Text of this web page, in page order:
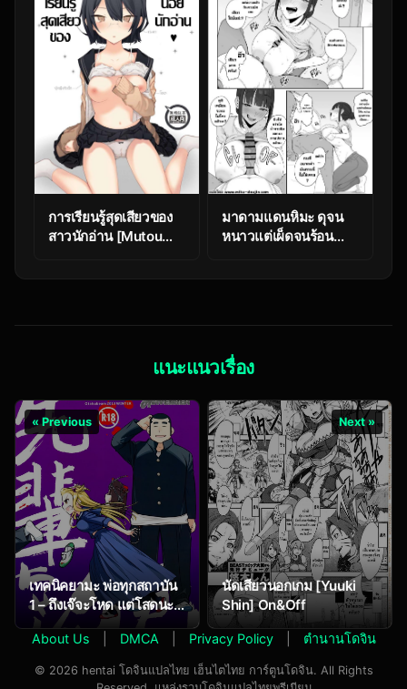
การเรียนรู้สุดเสียวของ
สาวนักอ่าน [Mutou
มาดามแดนหิมะ ดุจน
หนาวแต่เผ็ดจนร้อน
แนะแนวเรื่อง
« Previous
เทคนิคยามะ พ่อทุกสถาบัน
1 – ถึงเจ๊จะโหด แต่โสดนะ
จ๊ะ (C85) [Otaku Beam
(Ootsuka Mahiro)]
Senpai-chan to Ore
Next »
นัดเสียวนอกเกม [Yuuki
Shin] On&Off
About Us DMCA Privacy Policy ตำนานโดจิน
© 2026 hentai โดจินแปลไทย เฮ็นไตไทย การ์ตูนโดจิน. All Rights